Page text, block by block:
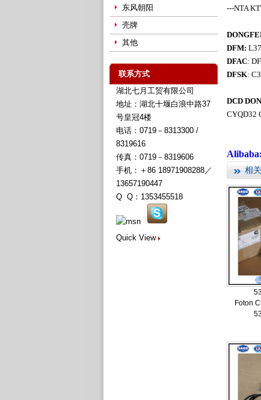
东风朝阳
壳牌
其他
联系方式
湖北七月工贸有限公司
地址：湖北十堰白浪中路37
号皇冠4楼
电话：0719－8313300 /
8319616
传真：0719－8319606
手机：＋86 18971908288／
13657190447
Q Q：1353455518
Quick View
---NTA
DFM:
DFAC:
DFSK:
DCD
CYQD32
Alibaba:
相
Foton